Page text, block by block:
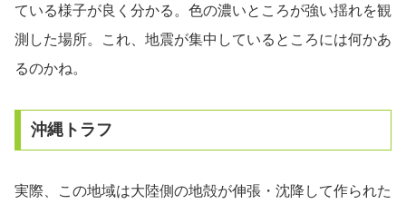
ている様子が良く分かる。色の濃いところが強い揺れを観
測した場所。これ、地震が集中しているところには何かあ
るのかね。
沖縄トラフ
実際、この地域は大陸側の地殻が伸張・沈降して作られた